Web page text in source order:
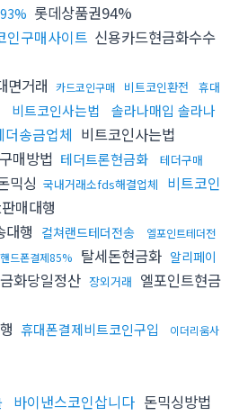
롯데상품권94%
인구매사이트 신용카드현금화수수
면거래 카드코인구매 비트코인환전
휴대
비트코인사는법
솔라나매입 솔라나
더송금업체 비트코인사는법
매방법 테더트론현금화 테더구매
믹싱 국내거래소fds해결업체
비트코인
매대행
대행 컬쳐랜드테더전송
엘포인트테더전
핸드폰결제85% 탈세돈현금화 알리페이
화당일정산 장외거래 엘포인트현금
휴대폰결제비트코인구입
이더리움사
바이낸스코인삽니다 돈믹싱방법